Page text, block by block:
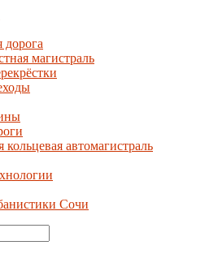
магистраль
кольцевая автомагистраль
Сочи